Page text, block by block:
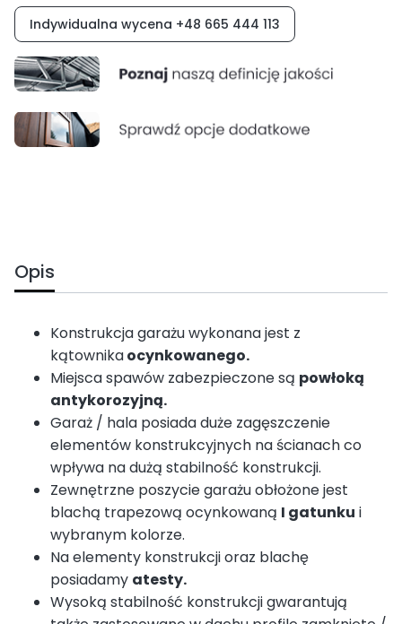
Indywidualna wycena +48 665 444 113
Opis
Konstrukcja garażu wykonana jest z
kątownikaocynkowanego.
Miejsca spawów zabezpieczone są powłoką
antykorozyjną.
Garaż / hala posiada duże zagęszczenie
elementów konstrukcyjnych na ścianach co
wpływa na dużą stabilność konstrukcji.
Zewnętrzne poszycie garażu obłożone jest
blachą trapezową ocynkowaną I gatunku i
wybranym kolorze.
Na elementy konstrukcji oraz blachę
posiadamy atesty.
Wysoką stabilność konstrukcji gwarantują